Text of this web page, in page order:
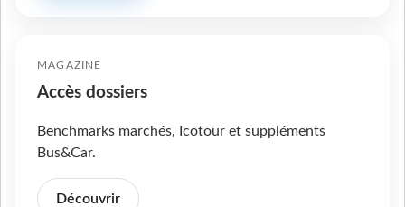
MAGAZINE
Accès dossiers
Benchmarks marchés, Icotour et suppléments
Bus&Car.
Découvrir